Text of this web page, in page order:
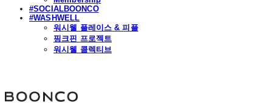
#SOCIALBOONCO
#WASHWELL
워시웰 플레이스 & 피플
핑크핀 프로젝트
워시웰 콜렉티브